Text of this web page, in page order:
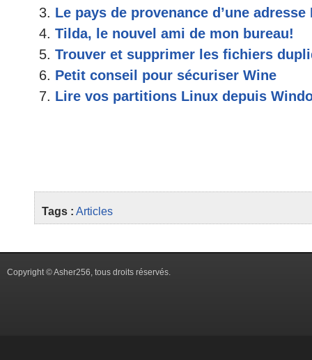
Le pays de provenance d’une adresse
Tilda, le nouvel ami de mon bureau!
Trouver et supprimer les fichiers
Petit conseil pour sécuriser Wine
Lire vos partitions Linux depuis
Tags : Articles
Copyright © Asher256, tous droits réservés.